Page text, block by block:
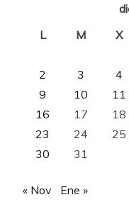
L
M X
2
3 4
9
10 11
16
17 18
23
24 25
30
31
« Nov Ene »